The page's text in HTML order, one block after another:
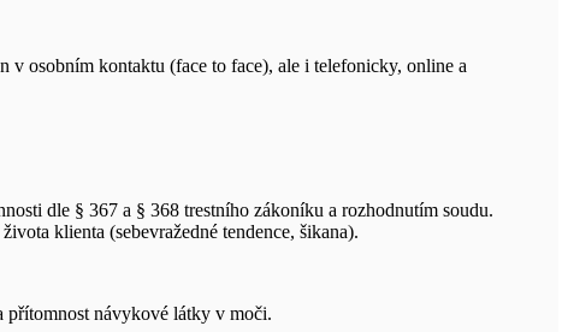
osobním kontaktu (face to face), ale i telefonicky, online a
dle § 367 a § 368 trestního zákoníku a rozhodnutím soudu.
klienta (sebevražedné tendence, šikana).
přítomnost návykové látky v moči.